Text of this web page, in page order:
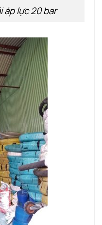
áp lực 20 bar